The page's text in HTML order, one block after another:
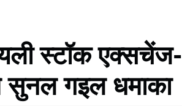
स्टॉक एक्सचेंज-
गइल धमाका